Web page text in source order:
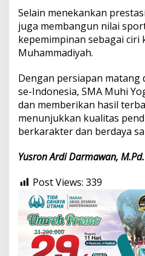
Selain menekankan
juga membangun nilai
kepemimpinan sebagai ciri
Muhammadiyah.
Dengan persiapan
se-Indonesia, SMA Muhi
dan memberikan hasil
menunjukkan kualitas
berkarakter dan berdaya
Yusron Ardi Darmawan, M.Pd.
Post Views: 339